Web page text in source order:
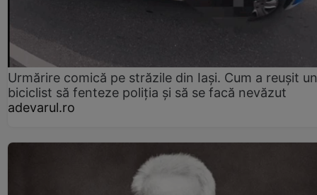
Urmărire comică pe străzile din Iași. Cum a reușit un
biciclist să fenteze poliția și să se facă nevăzut
adevarul.ro